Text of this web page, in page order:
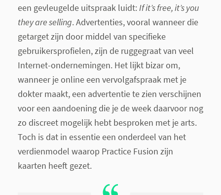
een gevleugelde uitspraak luidt:If it’s free, it’s you
they are selling.Advertenties, vooral wanneer die
getargetzijn door middel van specifieke
gebruikersprofielen, zijn de ruggegraat van veel
Internet-ondernemingen. Het lijkt bizar om,
wanneer je online een vervolgafspraak met je
dokter maakt, een advertentie te zien verschijnen
voor een aandoening die je de week daarvoor nog
zo discreet mogelijk hebt besproken met je arts.
Toch is dat in essentie een onderdeel van het
verdienmodel waarop Practice Fusion zijn
kaarten heeft gezet.